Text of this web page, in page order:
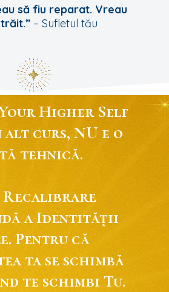
să fiu reparat. Vreau
– Sufletul tău
Higher Self
alt curs, NU e o
tehnică.
Recalibrare
a Identității
Pentru că
ta se schimbă
te schimbi Tu.